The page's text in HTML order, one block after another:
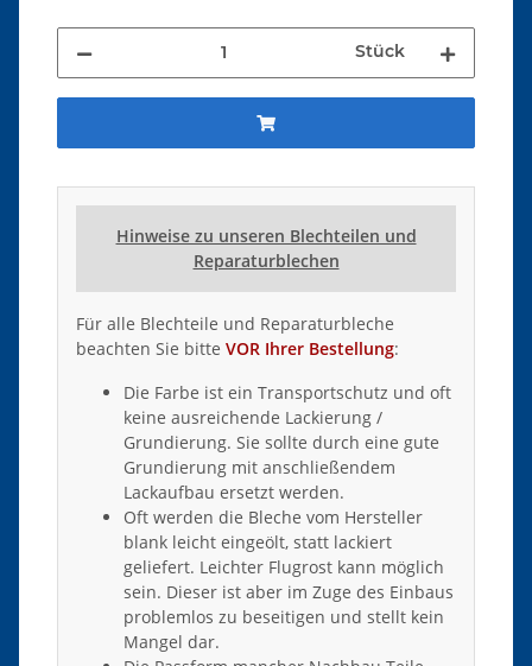
Stück
Hinweise zu unseren Blechteilen und
Reparaturblechen
Für alle Blechteile und Reparaturbleche
beachten Sie bitte VOR Ihrer Bestellung:
Die Farbe ist ein Transportschutz und oft
keine ausreichende Lackierung /
Grundierung. Sie sollte durch eine gute
Grundierung mit anschließendem
Lackaufbau ersetzt werden.
Oft werden die Bleche vom Hersteller
blank leicht eingeölt, statt lackiert
geliefert. Leichter Flugrost kann möglich
sein. Dieser ist aber im Zuge des Einbaus
problemlos zu beseitigen und stellt kein
Mangel dar.